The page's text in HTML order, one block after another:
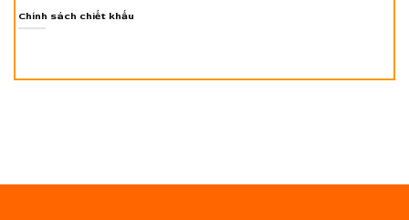
Chính sách chiết khấu